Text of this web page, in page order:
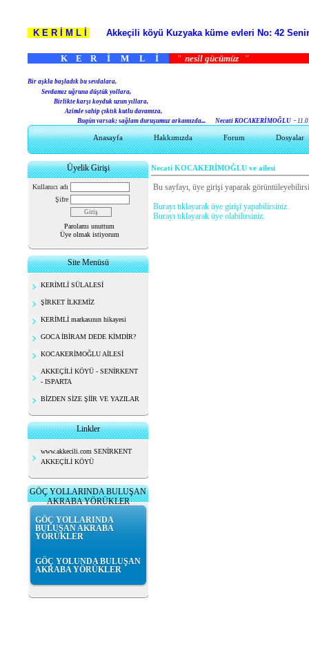
K E R İ M L İ Akkeçili köyü Kuzyaka küme evleri No: 42
K E R İ M L İ " nesil gücümüz
Bir aşkla başladık bu sevdalara,
Sevdamız uğruna düştük yollara,
Birlikte karşı koyduk uzun yıllara,
Azimle sahip çıktık kutlu davamıza,
Bugün varsak; sağlam duruşumuz arkamızda...
Necati KOCAKERİMOĞLU -
Anasayfa Hakkımızda Forum Dosyalar
Üyelik Girişi
Kullanıcı adı
Şifre
Parolamı unuttum
Üye olmak istiyorum
Site Menüsü
KERİMLİ SÜLALESİ
ŞİRKET İLKEMİZ
KERİMLİ markasının hikayesi
GOCA İBİRAM DEDE KİMDİR?
KOCAKERİMOĞLU AİLESİ
AKKEÇİLİ KÖYÜ - SENİRKENT
- ISPARTA
BİZDEN SİZE ŞİİR VE YAZILAR
Linkler
www.akkecili.com SENİRKENT
AKKEÇİLİ KÖYÜ
GÖÇ YOLLARINDA BULUŞAN
AKRABA YÖRÜKLER
GÖÇ YOLLARINDA
BULUŞAN AKRABA
YÖRÜKLER
GÖÇ YOLUNDA BULUŞAN
AKRABA YÖRÜKLER
Necati KOCAKERİMOĞLU ve ailesi
Bu sayfayı, üye girişi yaparak
Burayı tıklayarak üye girişi yapabilirsiniz.
Burayı tıklayarak üye olabilirsiniz.